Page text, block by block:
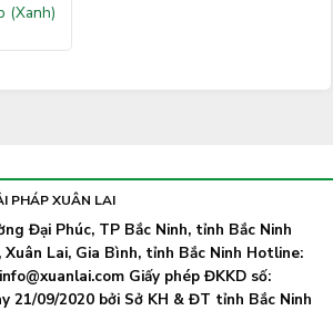
(Xanh)
PHÁP XUÂN LAI
Đại Phúc, TP Bắc Ninh, tỉnh Bắc Ninh
Xuân Lai, Gia Bình, tỉnh Bắc Ninh Hotline:
Giấy phép ĐKKD số:
21/09/2020 bởi Sở KH & ĐT tỉnh Bắc Ninh